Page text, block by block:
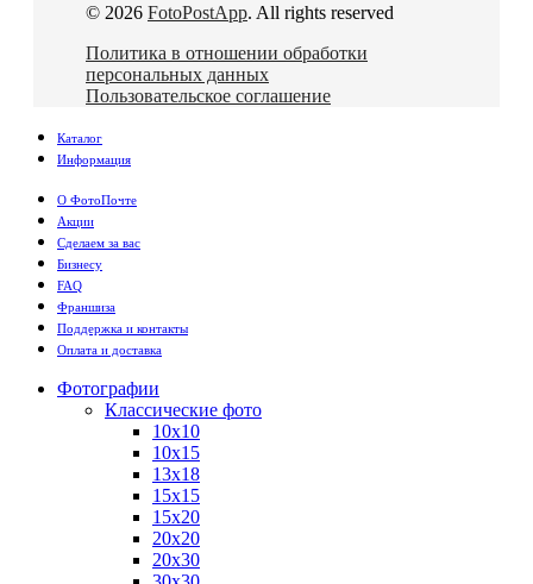
© 2026 FotoPostApp. All rights reserved
Политика в отношении обработки
персональных данных
Пользовательское соглашение
Каталог
Информация
О ФотоПочте
Акции
Сделаем за вас
Бизнесу
FAQ
Франшиза
Поддержка и контакты
Оплата и доставка
Фотографии
Классические фото
10х10
10х15
13х18
15х15
15х20
20х20
20х30